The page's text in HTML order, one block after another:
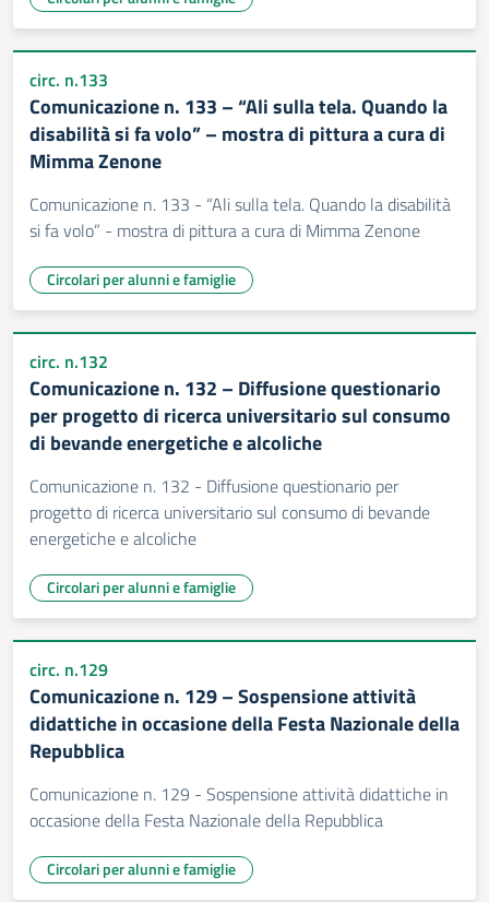
circ. n.133
Comunicazione n. 133 – “Ali sulla tela. Quando la
disabilità si fa volo” – mostra di pittura a cura di
Mimma Zenone
Comunicazione n. 133 - “Ali sulla tela. Quando la disabilità
si fa volo” - mostra di pittura a cura di Mimma Zenone
Circolari per alunni e famiglie
circ. n.132
Comunicazione n. 132 – Diffusione questionario
per progetto di ricerca universitario sul consumo
di bevande energetiche e alcoliche
Comunicazione n. 132 - Diffusione questionario per
progetto di ricerca universitario sul consumo di bevande
energetiche e alcoliche
Circolari per alunni e famiglie
circ. n.129
Comunicazione n. 129 – Sospensione attività
didattiche in occasione della Festa Nazionale della
Repubblica
Comunicazione n. 129 - Sospensione attività didattiche in
occasione della Festa Nazionale della Repubblica
Circolari per alunni e famiglie